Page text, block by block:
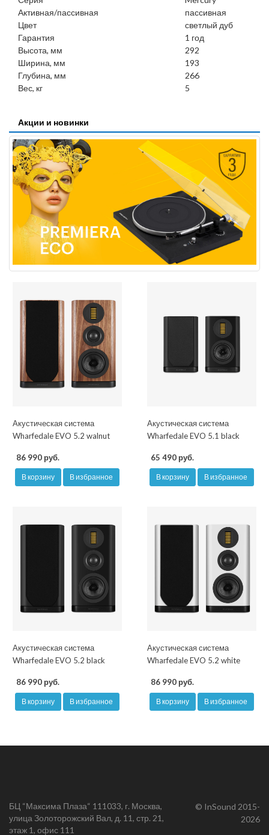
Активная/пассивная
пассивная
Цвет
светлый дуб
Гарантия
1 год
Высота, мм
292
Ширина, мм
193
Глубина, мм
266
Вес, кг
5
Акции и новинки
Акустическая система
Wharfedale EVO 5.2 walnut
86 990 руб.
В корзину В избранное
Акустическая система
Wharfedale EVO 5.1 black
65 490 руб.
В корзину В избранное
Акустическая система
Wharfedale EVO 5.2 black
86 990 руб.
В корзину В избранное
Акустическая система
Wharfedale EVO 5.2 white
86 990 руб.
В корзину В избранное
БЦ “Максима Плаза“ 111033, г. Москва,
улица Золоторожский Вал, д. 11, стр. 21,
этаж 1, офис 111
© InSound 2015-
2026